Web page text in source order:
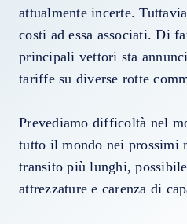
attualmente incerte.
costi ad essa associati. Di
principali vettori sta
tariffe su diverse rotte
Prevediamo difficoltà nel
tutto il mondo nei prossimi
transito più lunghi,
attrezzature e carenza di